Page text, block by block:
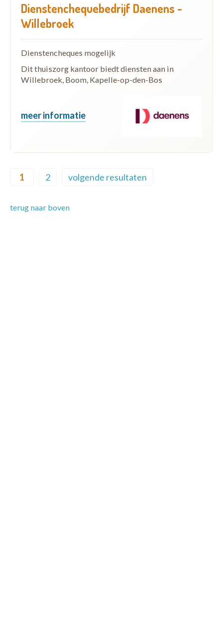
Dienstenchequebedrijf Daenens -
Willebroek
Dienstencheques mogelijk
Dit thuiszorg kantoor biedt diensten aan in
Willebroek, Boom, Kapelle-op-den-Bos
meer informatie
1 2 volgende resultaten
terug naar boven